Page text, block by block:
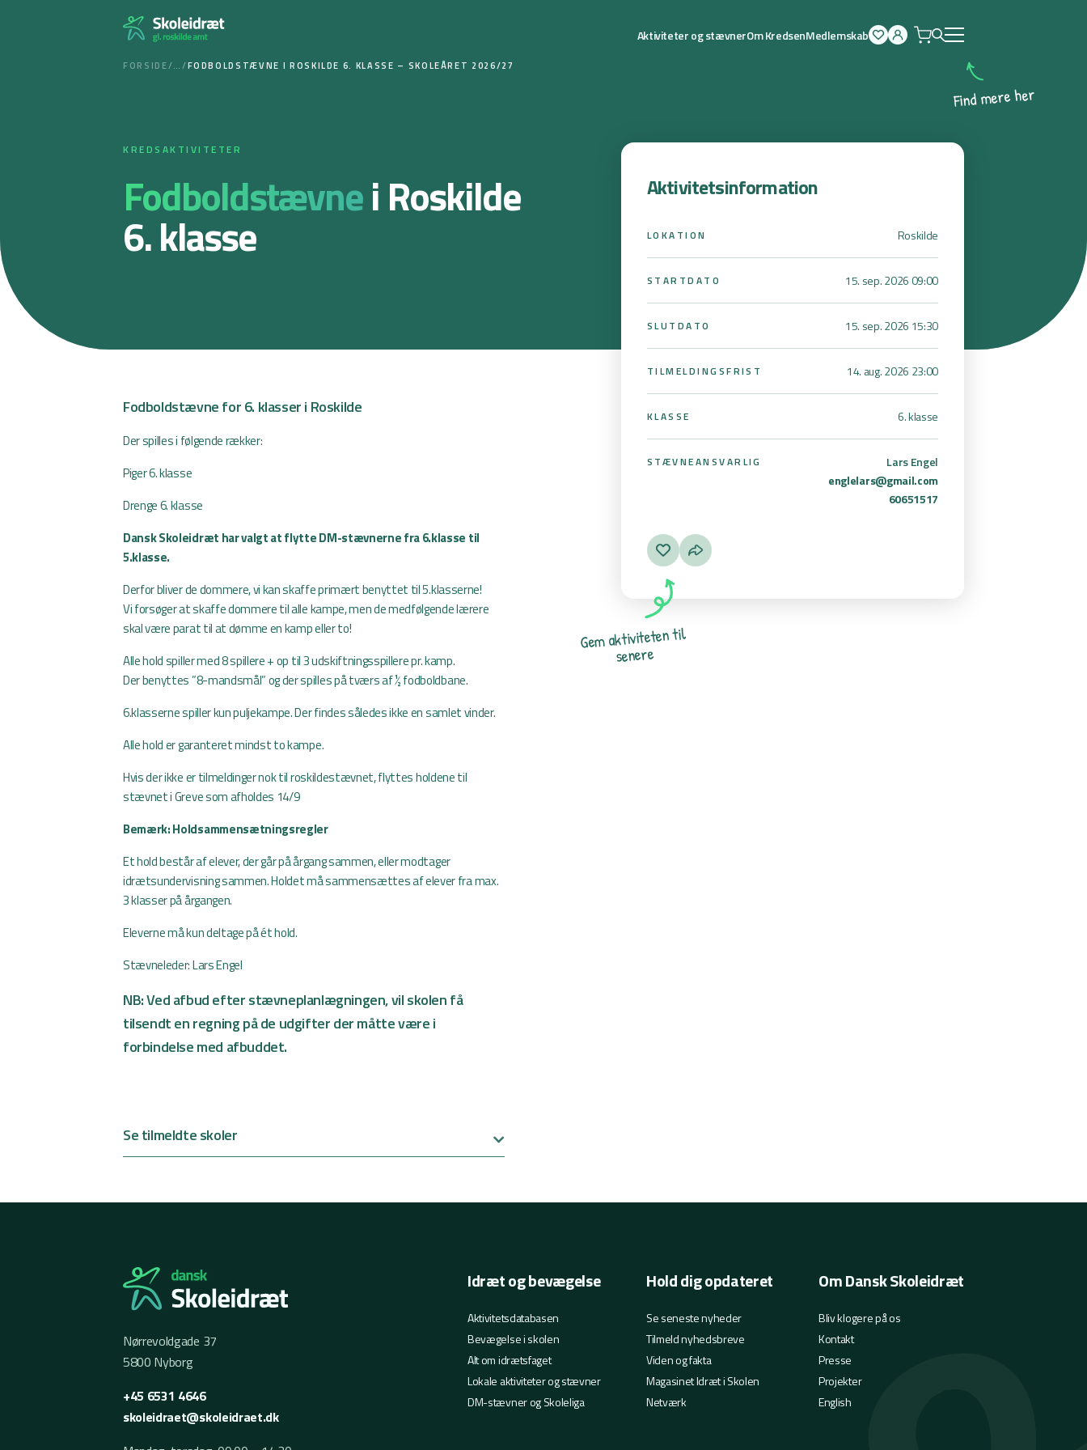
Aktiviteter og stævnerOm KredsenMedlemskab
Åben
Findmereher
FORSIDE/…/FODBOLDSTÆVNE I ROSKILDE 6. KLASSE – SKOLEÅRET 2026/27
KREDSAKTIVITETER
Fodboldstævnei Roskilde
6. klasse
Aktivitetsinformation
LOKATION Roskilde
STARTDATO 15. sep. 2026 09:00
SLUTDATO 15. sep. 2026 15:30
TILMELDINGSFRIST 14. aug. 2026 23:00
KLASSE 6. klasse
STÆVNEANSVARLIG
Lars Engel
englelars@gmail.com
60651517
Gemaktivitetentil
senere
Fodboldstævne for 6. klasser i Roskilde
Der spilles i følgende rækker:
Piger 6. klasse
Drenge 6. klasse
Dansk Skoleidræt har valgt at flytte DM-stævnerne fra 6.klasse til
5.klasse.
Derfor bliver de dommere, vi kan skaffe primært benyttet til 5.klasserne!
Vi forsøger at skaffe dommere til alle kampe, men de medfølgende lærere
skal være parat til at dømme en kamp eller to!
Alle hold spiller med 8 spillere + op til 3 udskiftningsspillere pr. kamp.
Der benyttes ”8-mandsmål” og der spilles på tværs af ½ fodboldbane.
6.klasserne spiller kun puljekampe. Der findes således ikke en samlet vinder.
Alle hold er garanteret mindst to kampe.
Hvis der ikke er tilmeldinger nok til roskildestævnet, flyttes holdene til
stævnet i Greve som afholdes 14/9
Bemærk: Holdsammensætningsregler
Et hold består af elever, der går på årgang sammen, eller modtager
idrætsundervisning sammen. Holdet må sammensættes af elever fra max.
3 klasser på årgangen.
Eleverne må kun deltage på ét hold.
Stævneleder: Lars Engel
NB: Ved afbud efter stævneplanlægningen, vil skolen få
tilsendt en regning på de udgifter der måtte være i
forbindelse med afbuddet.
Se tilmeldte skoler
Nørrevoldgade 37
5800 Nyborg
+45 6531 4646
skoleidraet@skoleidraet.dk
Idræt og bevægelse
Aktivitetsdatabasen
Bevægelse i skolen
Alt om idrætsfaget
Lokale aktiviteter og stævner
DM-stævner og Skoleliga
Hold dig opdateret
Se seneste nyheder
Tilmeld nyhedsbreve
Viden og fakta
Magasinet Idræt i Skolen
Netværk
Om Dansk Skoleidræt
Bliv klogere på os
Kontakt
Presse
Projekter
English